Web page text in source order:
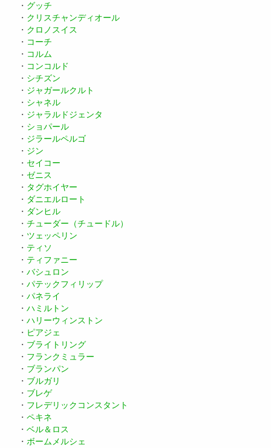
・ グッチ
・ クリスチャンディオール
・ クロノスイス
・ コーチ
・ コルム
・ コンコルド
・ シチズン
・ ジャガールクルト
・ シャネル
・ ジャラルドジェンタ
・ ショパール
・ ジラールペルゴ
・ ジン
・ セイコー
・ ゼニス
・ タグホイヤー
・ ダニエルロート
・ ダンヒル
・ チューダー（チュードル）
・ ツェッペリン
・ ティソ
・ ティファニー
・ バシュロン
・ パテックフィリップ
・ パネライ
・ ハミルトン
・ ハリーウィンストン
・ ピアジェ
・ ブライトリング
・ フランクミュラー
・ ブランパン
・ ブルガリ
・ ブレゲ
・ フレデリックコンスタント
・ ペキネ
・ ベル＆ロス
・ ボームメルシェ